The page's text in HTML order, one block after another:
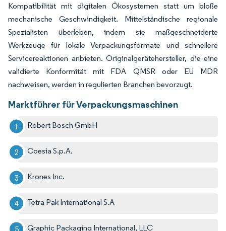
Kompatibilität mit digitalen Ökosystemen statt um bloße
mechanische Geschwindigkeit. Mittelständische regionale
Spezialisten überleben, indem sie maßgeschneiderte
Werkzeuge für lokale Verpackungsformate und schnellere
Servicereaktionen anbieten. Originalgerätehersteller, die eine
validierte Konformität mit FDA QMSR oder EU MDR
nachweisen, werden in regulierten Branchen bevorzugt.
Marktführer für Verpackungsmaschinen
Robert Bosch GmbH
Coesia S.p.A.
Krones Inc.
Tetra Pak International S.A
Graphic Packaging International, LLC